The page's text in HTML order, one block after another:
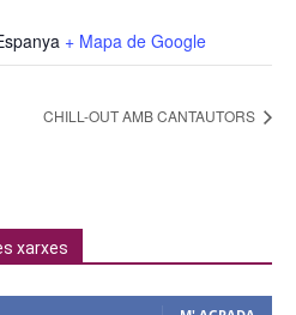
+ Mapa de Google
CHILL-OUT AMB CANTAUTORS
xarxes